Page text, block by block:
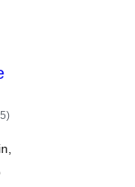
કુલ
રેટિંગ્સ
)